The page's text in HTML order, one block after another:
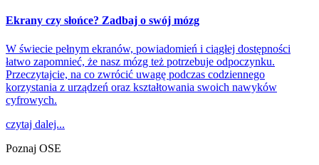
Ekrany czy słońce? Zadbaj o swój mózg
W świecie pełnym ekranów, powiadomień i ciągłej dostępności
łatwo zapomnieć, że nasz mózg też potrzebuje odpoczynku.
Przeczytajcie, na co zwrócić uwagę podczas codziennego
korzystania z urządzeń oraz kształtowania swoich nawyków
cyfrowych.
czytaj dalej...
Poznaj OSE